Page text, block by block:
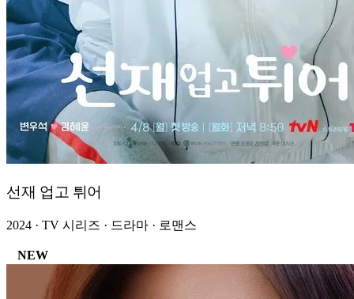
선재 업고 튀어
2024 · TV 시리즈 · 드라마 · 로맨스
NEW